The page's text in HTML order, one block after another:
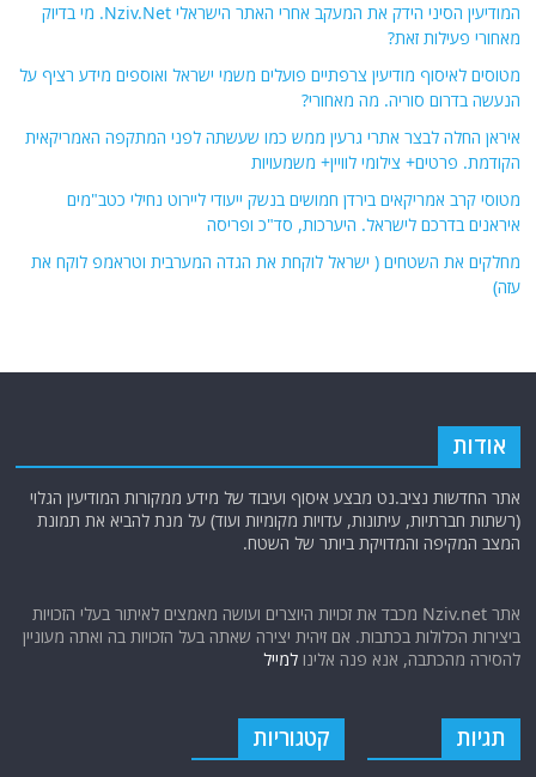
המודיעין הסיני הידק את המעקב אחרי האתר הישראלי Nziv.Net. מי בדיוק
מאחורי פעילות זאת?
מטוסים לאיסוף מודיעין צרפתיים פועלים משמי ישראל ואוספים מידע רציף על
הנעשה בדרום סוריה. מה מאחורי?
איראן החלה לבצר אתרי גרעין ממש כמו שעשתה לפני המתקפה האמריקאית
הקודמת. פרטים+ צילומי לוויין+ משמעויות
מטוסי קרב אמריקאים בירדן חמושים בנשק ייעודי ליירוט נחילי כטב"מים
איראנים בדרכם לישראל. היערכות, סד"כ ופריסה
מחלקים את השטחים ( ישראל לוקחת את הגדה המערבית וטראמפ לוקח את
עזה)
אודות
אתר החדשות נציב.נט מבצע איסוף ועיבוד של מידע ממקורות המודיעין הגלוי
(רשתות חברתיות, עיתונות, עדויות מקומיות ועוד) על מנת להביא את תמונת
המצב המקיפה והמדויקת ביותר של השטח.
אתר Nziv.net מכבד את זכויות היוצרים ועושה מאמצים לאיתור בעלי הזכויות
ביצירות הכלולות בכתבות. אם זיהית יצירה שאתה בעל הזכויות בה ואתה מעוניין
להסירה מהכתבה, אנא פנה אלינולמייל
תגיות קטגוריות